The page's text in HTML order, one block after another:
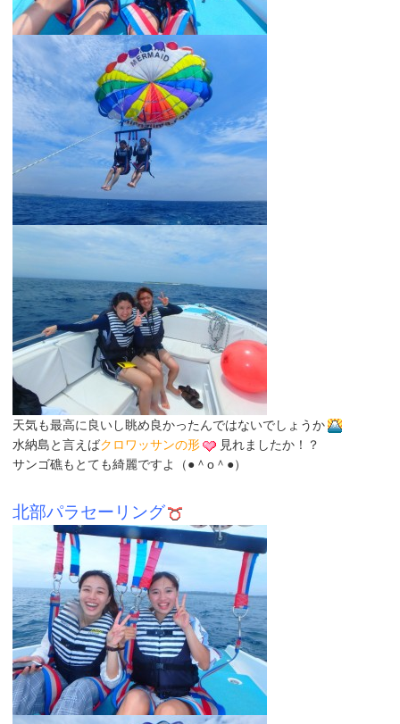
天気も最高に良いし眺め良かったんではないでしょうか
水納島と言えばクロワッサンの形
見れましたか！？
サンゴ礁もとても綺麗ですよ（●＾o＾●）
北部パラセーリング